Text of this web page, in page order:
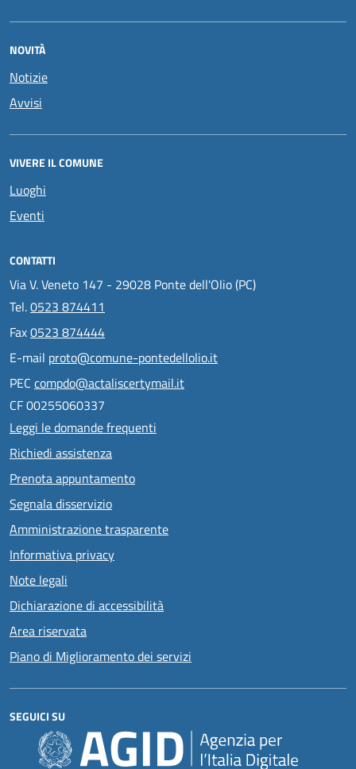
NOVITÀ
Notizie
Avvisi
VIVERE IL COMUNE
Luoghi
Eventi
CONTATTI
Via V. Veneto 147 - 29028 Ponte dell'Olio (PC)
Tel.0523 874411
Fax0523 874444
E-mail proto@comune-pontedellolio.it
PEC compdo@actaliscertymail.it
CF 00255060337
Leggi le domande frequenti
Richiedi assistenza
Prenota appuntamento
Segnala disservizio
Amministrazione trasparente
Informativa privacy
Note legali
Dichiarazione di accessibilità
Area riservata
Piano di Miglioramento dei servizi
SEGUICI SU